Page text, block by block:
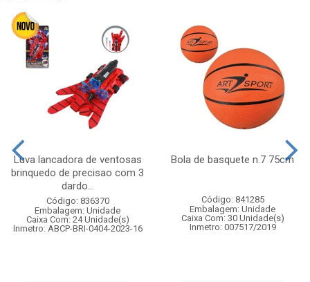
Luva lancadora de ventosas
brinquedo de precisao com 3
dardo...
Código: 836370
Embalagem: Unidade
Caixa Com: 24 Unidade(s)
Inmetro: ABCP-BRI-0404-2023-16
Bola de basquete n.7 75cm
Código: 841285
Embalagem: Unidade
Caixa Com: 30 Unidade(s)
Inmetro: 007517/2019